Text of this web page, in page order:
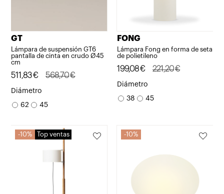
GT
Lámpara de suspensión GT6
pantalla de cinta en crudo Ø45
cm
568,70€
El
precio
original
511,83€
El
precio
actual
Diámetro
62 45
FONG
Lámpara Fong en forma de seta
de polietileno
221,20€
El
precio
original
199,08€
El
precio
actual
Diámetro
38 45
10% Top ventas 10%